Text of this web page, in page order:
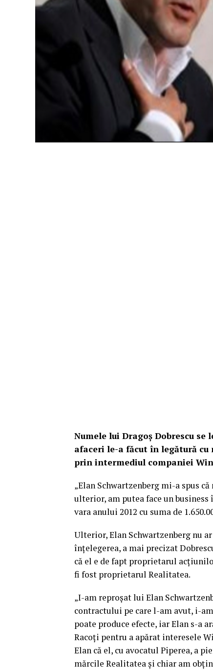
Numele lui Dragoș Dobrescu se
afaceri le-a făcut în legătură
prin intermediul companiei
„Elan Schwartzenberg mi-a spus
ulterior, am putea face un
vara anului 2012 cu suma de
Ulterior, Elan Schwartzenberg nu
înțelegerea, a mai precizat
că el e de fapt proprietarul
fi fost proprietarul Realitatea.
„I-am reproșat lui Elan
contractului pe care l-am avut, i-
poate produce efecte, iar Elan s-a
Racoți pentru a apărat interesele
Elan că el, cu avocatul Piperea, a
mărcile Realitatea și chiar am